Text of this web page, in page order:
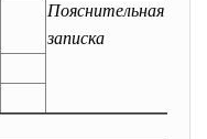
Пояснительная
записка